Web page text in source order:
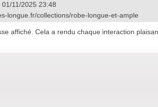
01/11/2025 23:48
longue.fr/collections/robe-longue-et-ample
affiché. Cela a rendu chaque interaction